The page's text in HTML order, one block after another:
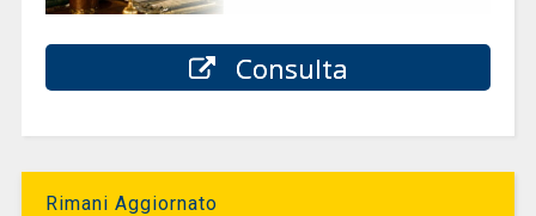
Consulta
Rimani Aggiornato